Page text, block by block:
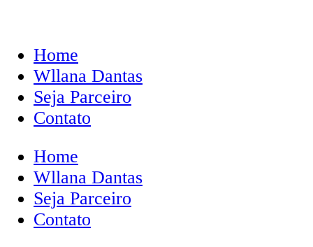
Home
Wllana Dantas
Seja Parceiro
Contato
Home
Wllana Dantas
Seja Parceiro
Contato